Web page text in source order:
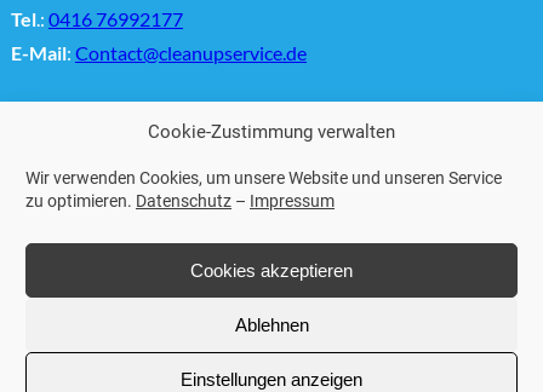
Cookie-Zustimmung verwalten
Wir verwenden Cookies, um unsere Website und unseren Service
zu optimieren. Datenschutz – Impressum
Cookies akzeptieren
Ablehnen
Einstellungen anzeigen
Tel.: 0416 76992177
E-Mail: Contact@cleanupservice.de
Weitere Links
Datenschutz
© 2025 Cleanup Service GmbH